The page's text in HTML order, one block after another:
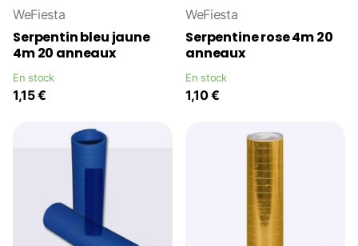
WeFiesta
Serpentin bleu jaune
4m 20 anneaux
En stock
1,15 €
WeFiesta
Serpentine rose 4m 20
anneaux
En stock
1,10 €